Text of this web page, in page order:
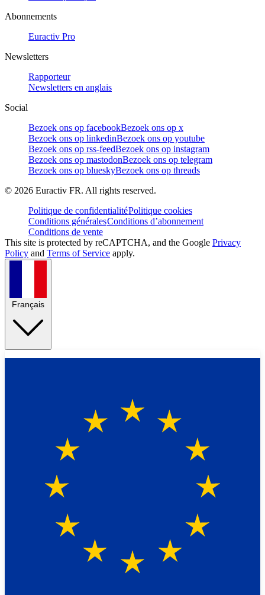
Abonnements
Euractiv Pro
Newsletters
Rapporteur
Newsletters en anglais
Social
Bezoek ons op facebookBezoek ons op x
Bezoek ons op linkedinBezoek ons op youtube
Bezoek ons op rss-feedBezoek ons op instagram
Bezoek ons op mastodonBezoek ons op telegram
Bezoek ons op blueskyBezoek ons op threads
© 2026 Euractiv FR. All rights reserved.
Politique de confidentialitéPolitique cookies
Conditions généralesConditions d’abonnement
Conditions de vente
This site is protected by reCAPTCHA, and the Google Privacy
Policy and Terms of Service apply.
Français